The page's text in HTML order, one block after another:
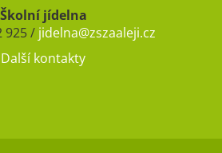
Školní jídelna
925 / jidelna@zszaaleji.cz
Další kontakty